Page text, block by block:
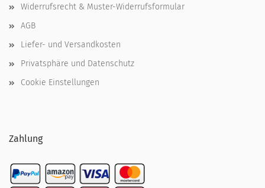
Widerrufsrecht & Muster-Widerrufsformular
AGB
Liefer- und Versandkosten
Privatsphäre und Datenschutz
Cookie Einstellungen
Zahlung